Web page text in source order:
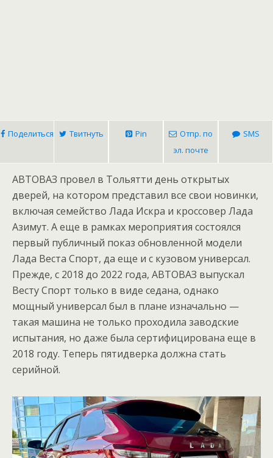
Поделиться Твитнуть Pin
Отпр. по
эл. почте
SMS
АВТОВАЗ провел в Тольятти день открытых
дверей, на котором представил все свои новинки,
включая семейство Лада Искра и кроссовер Лада
Азимут. А еще в рамках мероприятия состоялся
первый публичный показ обновленной модели
Лада Веста Спорт, да еще и с кузовом универсал.
Прежде, с 2018 до 2022 года, АВТОВАЗ выпускал
Весту Спорт только в виде седана, однако
мощный универсал был в плане изначально —
такая машина не только проходила заводские
испытания, но даже была сертифицирована еще в
2018 году. Теперь пятидверка должна стать
серийной.